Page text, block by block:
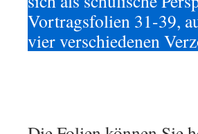
Vortragsfolien 31-39,
vier verschiedenen